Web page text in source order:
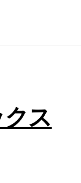
ス